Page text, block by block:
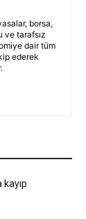
borsa,
ve tarafsız
dair tüm
ederek